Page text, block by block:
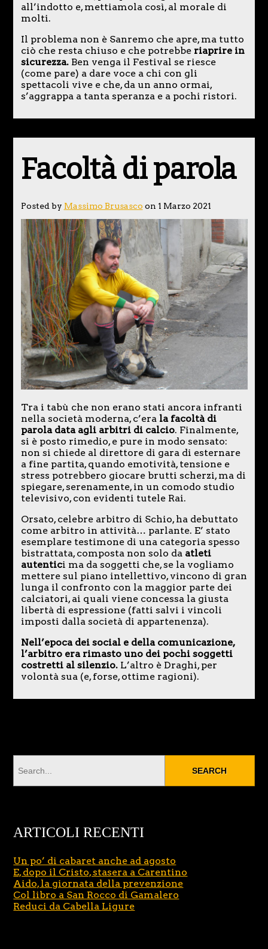
all’indotto e, mettiamola così, al morale di
molti.
Il problema non è Sanremo che apre, ma tutto
ciò che resta chiuso e che potrebberiaprire in
sicurezza.Ben venga il Festival se riesce
(come pare) a dare voce a chi con gli
spettacoli vive e che, da un anno ormai,
s’aggrappa a tanta speranza e a pochi ristori.
Facoltà di parola
Posted by Massimo Brusasco on 1 Marzo 2021
Tra i tabù che non erano stati ancora infranti
nella società moderna, c’era la facoltà di
parola data agli arbitri di calcio. Finalmente,
si è posto rimedio, e pure in modo sensato:
non si chiede al direttore di gara di esternare
a fine partita, quando emotività, tensione e
stress potrebbero giocare brutti scherzi, ma di
spiegare, serenamente, in un comodo studio
televisivo, con evidenti tutele Rai.
Orsato, celebre arbitro di Schio, ha debuttato
come arbitro in attività… parlante. E’ stato
esemplare testimone di una categoria spesso
bistrattata, composta non solo daatleti
autentici ma da soggetti che, se la vogliamo
mettere sul piano intellettivo, vincono di gran
lunga il confronto con la maggior parte dei
calciatori, ai quali viene concessa la giusta
libertà di espressione (fatti salvi i vincoli
imposti dalla società di appartenenza).
Nell’epoca dei social e della comunicazione,
l’arbitro era rimasto uno dei pochi soggetti
costretti al silenzio. L’altro è Draghi, per
volontà sua (e, forse, ottime ragioni).
ARTICOLI RECENTI
Un po’ di cabaret anche ad agosto
E, dopo il Cristo, stasera a Carentino
Aido, la giornata della prevenzione
Col libro a San Rocco di Gamalero
Reduci da Cabella Ligure